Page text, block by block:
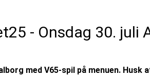
- Onsdag 30. juli
med V65-spil på menuen.